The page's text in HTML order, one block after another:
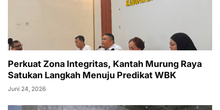
Perkuat Zona Integritas, Kantah Murung Raya
Satukan Langkah Menuju Predikat WBK
Juni 24, 2026